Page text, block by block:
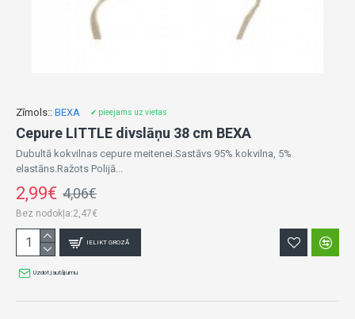
Zīmols:: BEXA ✔ pieejams uz vietas
Cepure LITTLE divslāņu 38 cm BEXA
Dubultā kokvilnas cepure meitenei.Sastāvs 95% kokvilna, 5%
elastāns.Ražots Polijā...
2,99€ 4,06€
Bez nodokļa:2,47€
IELIKT GROZĀ
Uzdot jautājumu